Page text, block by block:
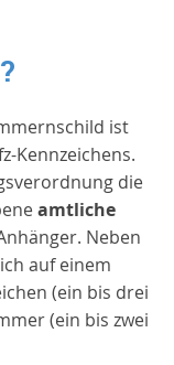
ist
Kennzeichens.
die
amtliche
Neben
auf einem
(ein bis drei
(ein bis zwei